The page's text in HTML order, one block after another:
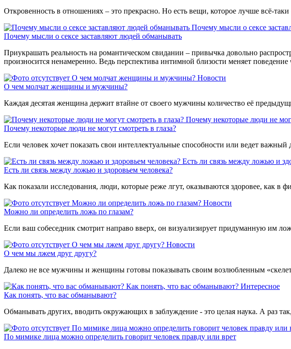
Откровенность в отношениях – это прекрасно. Но есть вещи, которое лучше всё-
Почему мысли о сексе
Почему мысли о сексе заставляют людей обманывать
Приукрашать реальность на романтическом свидании – привычка довольно
произносится ненамеренно. Ведь перспектива интимной близости меняет поведение
О чем молчат женщины и мужчины? Новости
О чем молчат женщины и мужчины?
Каждая десятая женщина держит втайне от своего мужчины количество её
Почему некоторые люди не
Почему некоторые люди не могут смотреть в глаза?
Если человек хочет показать свои интеллектуальные способности или ведет важный
Есть ли связь между ложью и
Есть ли связь между ложью и здоровьем человека?
Как показали исследования, люди, которые реже лгут, оказываются здоровее, как в
Можно ли определить ложь по глазам? Новости
Можно ли определить ложь по глазам?
Если ваш собеседник смотрит направо вверх, он визуализирует придуманную им
О чем мы лжем друг другу? Новости
О чем мы лжем друг другу?
Далеко не все мужчины и женщины готовы показывать своим возлюбленным
Как понять, что вас обманывают? Интересное
Как понять, что вас обманывают?
Обманывать других, вводить окружающих в заблуждение - это целая наука. А раз
По мимике лица можно определить говорит человек правду или
По мимике лица можно определить говорит человек правду или врет